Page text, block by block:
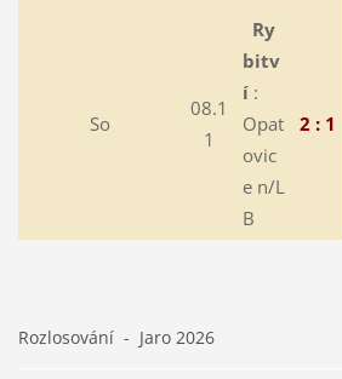
So
08.1
1
Ry
bitv
í:
Opat
ovic
e n/L
B
2 : 1
Rozlosování - Jaro 2026